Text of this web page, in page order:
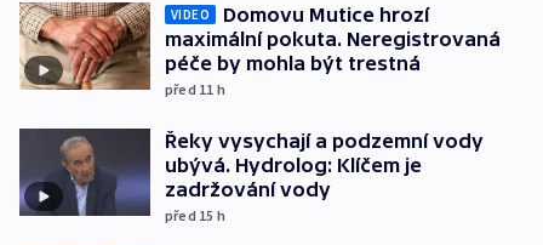
VIDEO
Domovu Mutice hrozí
maximální pokuta. Neregistrovaná
péče by mohla být trestná
před 11 h
Řeky vysychají a podzemní vody
ubývá. Hydrolog: Klíčem je
zadržování vody
před 15 h